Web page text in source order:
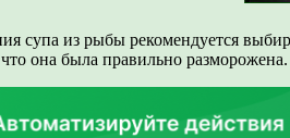
супа из рыбы рекомендуется
она была правильно разморожена.